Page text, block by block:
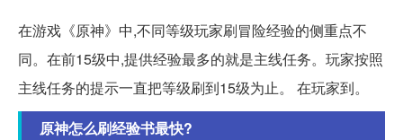
在游戏《原神》中,不同等级玩家刷冒险经验的侧重点不
同。在前15级中,提供经验最多的就是主线任务。玩家按照
主线任务的提示一直把等级刷到15级为止。 在玩家到。
原神怎么刷经验书最快?